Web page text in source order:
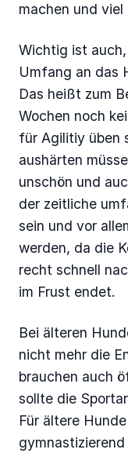
machen und viel
Wichtig ist
Umfang an das
Das heißt zum
Wochen noch
für Agilitiy üben
aushärten
unschön und
der zeitliche
sein und vor
werden, da die
recht schnell
im Frust endet.
Bei älteren
nicht mehr die
brauchen auch
sollte die
Für ältere